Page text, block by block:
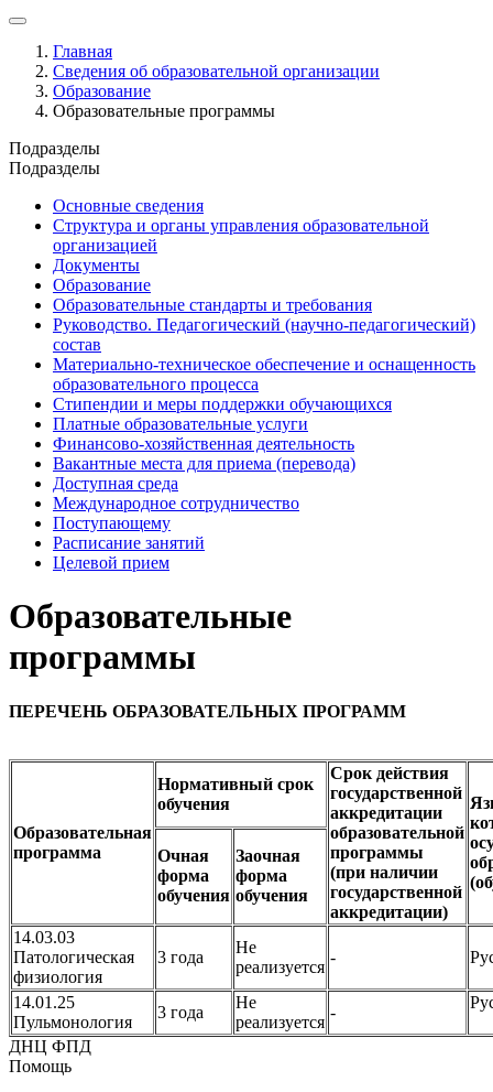
Главная
Сведения об образовательной организации
Образование
Образовательные программы
Подразделы
Подразделы
Основные сведения
Структура и органы управления образовательной
организацией
Документы
Образование
Образовательные стандарты и требования
Руководство. Педагогический (научно-педагогический)
состав
Материально-техническое обеспечение и оснащенность
образовательного процесса
Стипендии и меры поддержки обучающихся
Платные образовательные услуги
Финансово-хозяйственная деятельность
Вакантные места для приема (перевода)
Доступная среда
Международное сотрудничество
Поступающему
Расписание занятий
Целевой прием
Образовательные
программы
ПЕРЕЧЕНЬ ОБРАЗОВАТЕЛЬНЫХ ПРОГРАММ
Образовательная
программа
Нормативный срок
обучения
Срок действия
государственной
аккредитации
образовательной
программы
(при наличии
государственной
аккредитации)
Очная
форма
обучения
Заочная
форма
обучения
14.03.03
Патологическая
физиология
3 года
Не
реализуется
-
14.01.25
Пульмонология
3 года
Не
реализуется
-
ДНЦ ФПД
Помощь